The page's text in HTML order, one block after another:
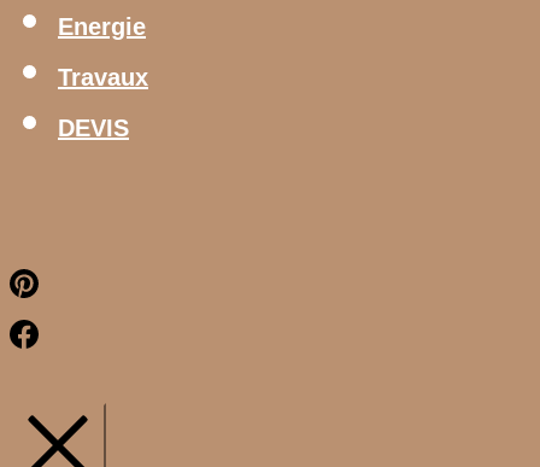
Energie
Travaux
DEVIS
Pinterest
Facebook